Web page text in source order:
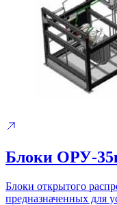
Блоки ОРУ-
Блоки открытого
предназначенных для